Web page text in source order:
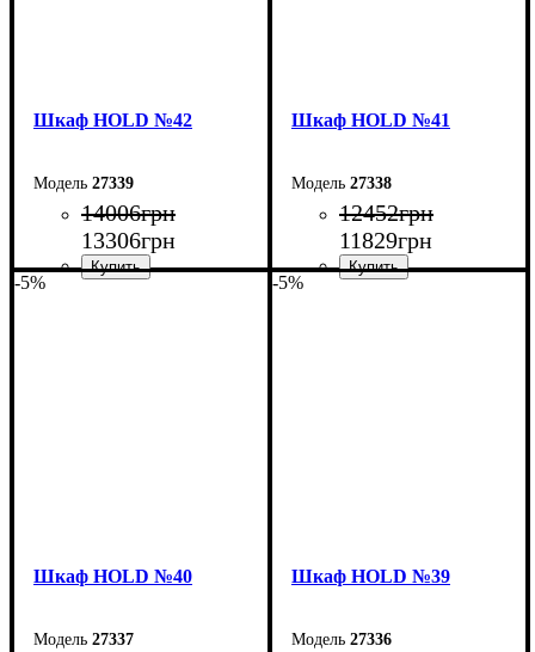
Шкаф НOLD №42
27339
14006грн
13306грн
Шкаф НOLD №41
27338
12452грн
11829грн
-5%
Шкаф НOLD №40
27337
-5%
Шкаф НOLD №39
27336